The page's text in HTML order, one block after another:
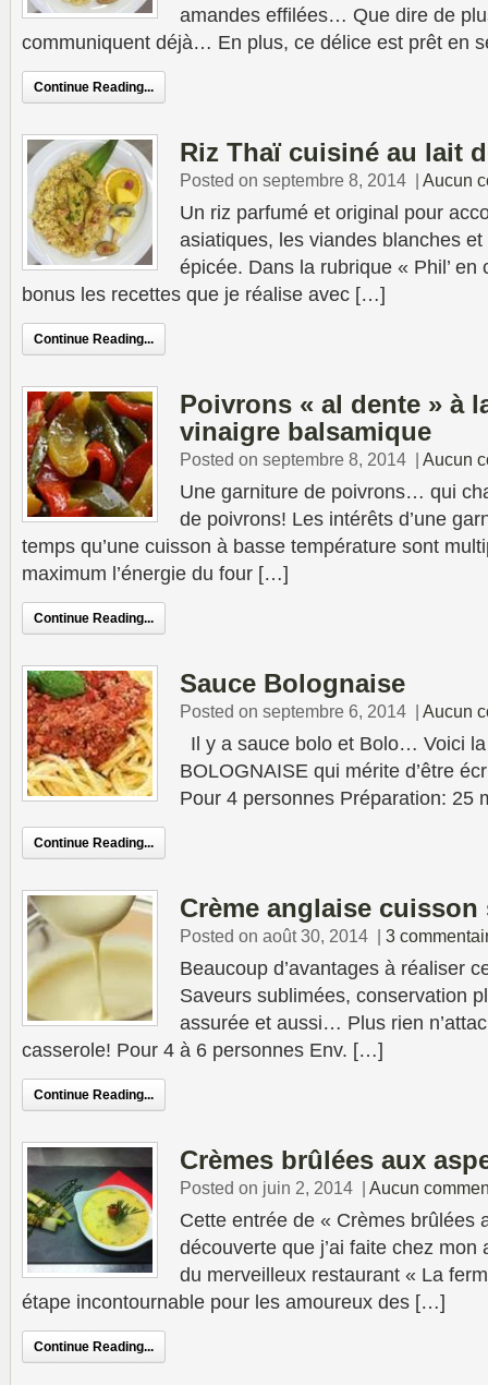
amandes effilées… Que dire de
communiquent déjà… En plus, ce délice est prêt en
Continue Reading...
Riz Thaï cuisiné au lait
Posted on septembre 8, 2014 | Aucun
Un riz parfumé et original pour
asiatiques, les viandes blanches
épicée. Dans la rubrique « Phil’
bonus les recettes que je réalise avec […]
Continue Reading...
Poivrons « al dente » à
vinaigre balsamique
Posted on septembre 8, 2014 | Aucun
Une garniture de poivrons… qui
de poivrons! Les intérêts d’une
temps qu’une cuisson à basse température sont
maximum l’énergie du four […]
Continue Reading...
Sauce Bolognaise
Posted on septembre 6, 2014 | Aucun
Il y a sauce bolo et Bolo… Voici
BOLOGNAISE qui mérite d’être
Pour 4 personnes Préparation: 25
Continue Reading...
Crème anglaise cuisson
Posted on août 30, 2014 | 3
Beaucoup d’avantages à réaliser
Saveurs sublimées, conservation
assurée et aussi… Plus rien
casserole! Pour 4 à 6 personnes Env. […]
Continue Reading...
Crèmes brûlées aux
Posted on juin 2, 2014 | Aucun
Cette entrée de « Crèmes brûlées
découverte que j’ai faite chez
du merveilleux restaurant « La
étape incontournable pour les amoureux des […]
Continue Reading...